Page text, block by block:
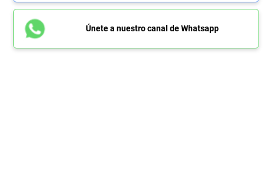
Únete a nuestro canal de Whatsapp